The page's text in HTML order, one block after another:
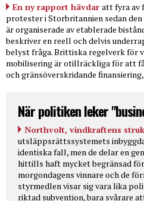
En ny rapport hävdar att fyra av
protester i Storbritannien sedan
är organiserade av etablerade
beskriver en reell och delvis
belyst fråga. Brittiska regelverk för
mobilisering är otillräckliga för att
och gränsöverskridande
När politiken leker
Northvolt, vindkraftens
utsläppsrättssystemets
identiska fall, men de delar en
hittills haft mycket begränsad
morgondagens vinnare och de
styrmedlen visar sig vara lika
riktad subvention, bara svårare